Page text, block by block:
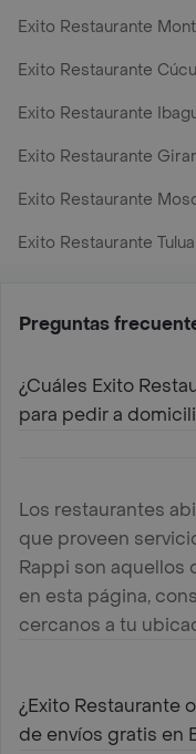
Exito Restaurante
Exito Restaurante
Exito Restaurante
Exito Restaurante
Exito Restaurante
Exito Restaurante Tulua
Preguntas
¿Cuáles Exito
para pedir a
Los restaurantes
que proveen
Rappi son aquellos
en esta página,
cercanos a tu
¿Exito Restaurante
de envíos gratis en